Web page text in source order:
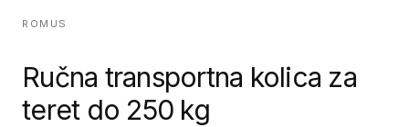
ROMUS
Ručna transportna kolica za
teret do 250 kg